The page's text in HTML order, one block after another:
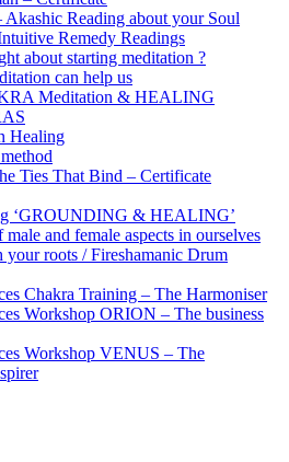
Akashic Reading about your Soul
Remedy Readings
about starting meditation ?
can help us
Meditation & HEALING
Healing
Ties That Bind – Certificate
‘GROUNDING & HEALING’
and female aspects in ourselves
your roots / Fireshamanic Drum
Chakra Training – The Harmoniser
Workshop ORION – The business
Workshop VENUS – The